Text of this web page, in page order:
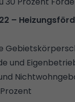
–
und